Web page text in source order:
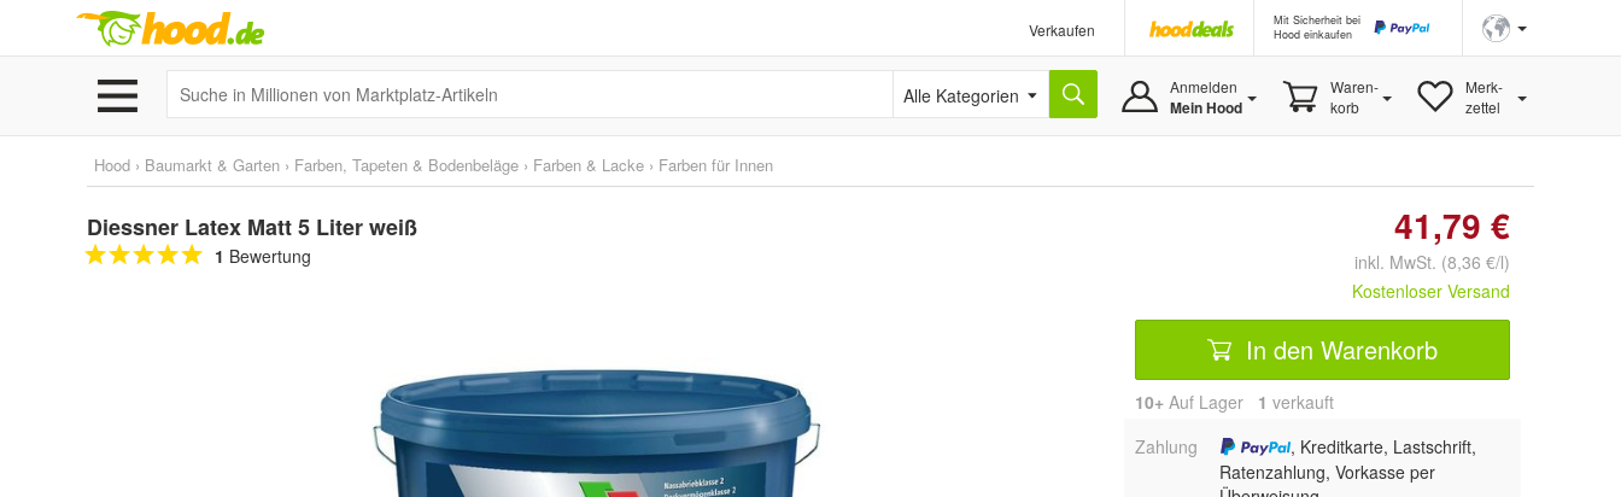
Verkaufen
Mit Sicherheit bei
Hood einkaufen
Alle Kategorien Anmelden
Mein Hood
Waren-
korb
Merk-
zettel
Hood › Baumarkt & Garten › Farben, Tapeten & Bodenbeläge › Farben & Lacke › Farben für Innen
Diessner Latex Matt 5 Liter weiß
1 Bewertung
41,79 €
inkl. MwSt. (8,36 €/l)
Kostenloser Versand
In den Warenkorb
10+ Auf Lager 1 verkauft
Zahlung
, Kreditkarte, Lastschrift,
Ratenzahlung, Vorkasse per